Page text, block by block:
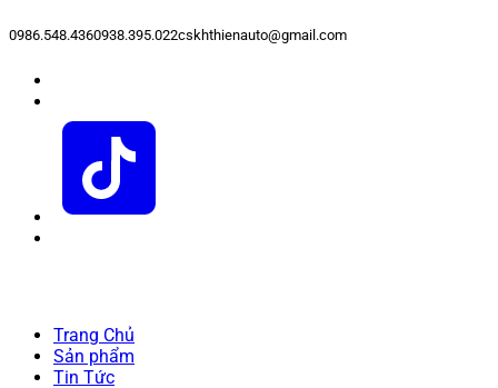
0986.548.4360938.395.022cskhthienauto@gmail.com
Trang Chủ
Sản phẩm
Tin Tức